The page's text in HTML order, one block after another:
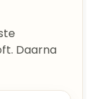
Daarna